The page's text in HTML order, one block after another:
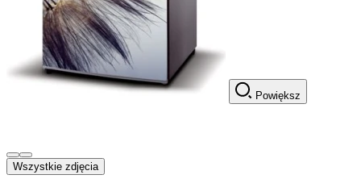
Powiększ
Wszystkie zdjęcia